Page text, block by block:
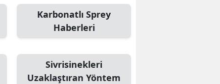
Karbonatlı Sprey
Haberleri
Sivrisinekleri
Uzaklaştıran Yöntem